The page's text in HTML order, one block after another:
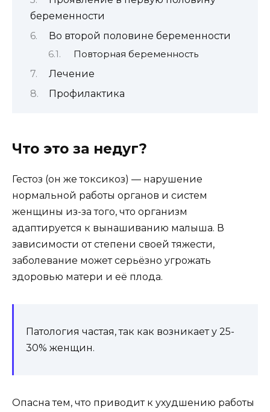
беременности
Во второй половине беременности
Повторная беременность
Лечение
Профилактика
Что это за недуг?
Гестоз (он же токсикоз) — нарушение
нормальной работы органов и систем
женщины из-за того, что организм
адаптируется к вынашиванию малыша. В
зависимости от степени своей тяжести,
заболевание может серьёзно угрожать
здоровью матери и её плода.
Патология частая, так как возникает у 25-
30% женщин.
Опасна тем, что приводит к ухудшению работы